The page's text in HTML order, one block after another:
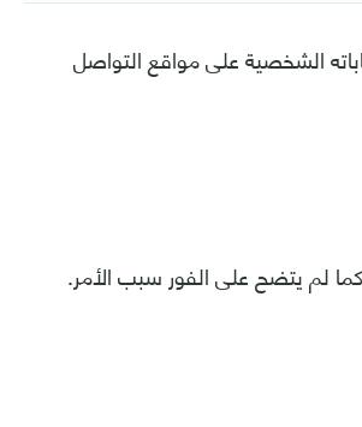
الشخصية على مواقع التواصل
لم يتضح على الفور سبب الأمر.